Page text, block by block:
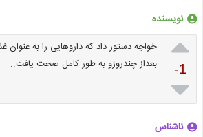
نویسنده

-1

خواجه دستور داد که داروهایی را به عنوان
بعداز چندروزو به طور کامل صحت یافت..
ناشناس